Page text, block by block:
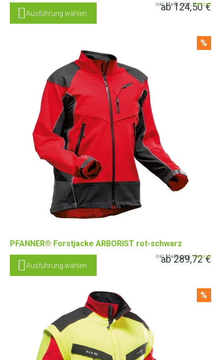
ab124,50€
inkl. MwSt. zzgl.Versand
Ausführung wählen
%
PFANNER® Forstjacke ARBORIST rot-schwarz
ab289,72€
inkl. MwSt. zzgl.Versand
Ausführung wählen
%